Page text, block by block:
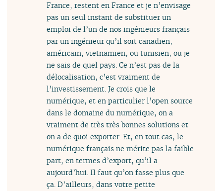
France, restent en France et je n’envisage
pas un seul instant de substituer un
emploi de l’un de nos ingénieurs français
par un ingénieur qu’il soit canadien,
américain, vietnamien, ou tunisien, ou je
ne sais de quel pays. Ce n’est pas de la
délocalisation, c’est vraiment de
l’investissement. Je crois que le
numérique, et en particulier l’open source
dans le domaine du numérique, on a
vraiment de très très bonnes solutions et
on a de quoi exporter. Et, en tout cas, le
numérique français ne mérite pas la faible
part, en termes d’export, qu’il a
aujourd’hui. Il faut qu’on fasse plus que
ça. D’ailleurs, dans votre petite